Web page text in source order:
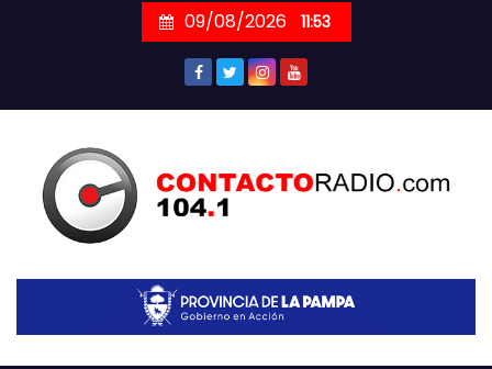
09/08/2026 11:53